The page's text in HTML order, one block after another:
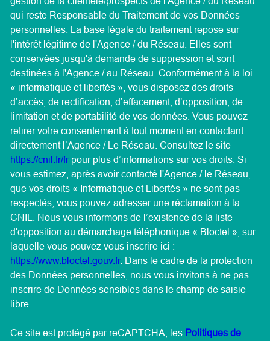
qui reste Responsable du Traitement de vos Données
personnelles. La base légale du traitement repose sur
l'intérêt légitime de l'Agence / du Réseau. Elles sont
conservées jusqu'à demande de suppression et sont
destinées à l'Agence / au Réseau. Conformément à la loi
« informatique et libertés », vous disposez des droits
d’accès, de rectification, d’effacement, d’opposition, de
limitation et de portabilité de vos données. Vous pouvez
retirer votre consentement à tout moment en contactant
directement l’Agence / Le Réseau. Consultez le site
https://cnil.fr/frpour plus d’informations sur vos droits. Si
vous estimez, après avoir contacté l'Agence / le Réseau,
que vos droits « Informatique et Libertés » ne sont pas
respectés, vous pouvez adresser une réclamation à la
CNIL. Nous vous informons de l’existence de la liste
d'opposition au démarchage téléphonique « Bloctel », sur
laquelle vous pouvez vous inscrire ici :
https://www.bloctel.gouv.fr. Dans le cadre de la protection
des Données personnelles, nous vous invitons à ne pas
inscrire de Données sensibles dans le champ de saisie
libre.
Ce site est protégé par reCAPTCHA, les Politiques de